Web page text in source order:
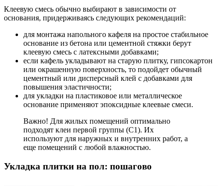
Клеевую смесь обычно выбирают в зависимости от
основания, придерживаясь следующих рекомендаций:
для монтажа напольного кафеля на простое стабильное
основание из бетона или цементной стяжки берут
клеевую смесь с латексными добавками;
если кафель укладывают на старую плитку, гипсокартон
или окрашенную поверхность, то подойдет обычный
цементный или дисперсный клей с добавками для
повышения эластичности;
для укладки на пластиковое или металлическое
основание применяют эпоксидные клеевые смеси.
Важно! Для жилых помещений оптимально
подходят клеи первой группы (С1). Их
используют для наружных и внутренних работ, а
еще помещений с любой влажностью.
Укладка плитки на пол: пошагово